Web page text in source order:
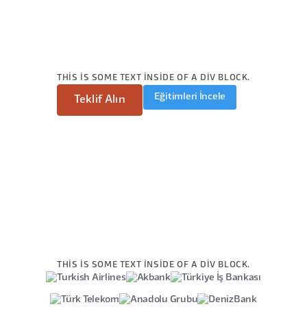
THIS IS SOME TEXT INSIDE OF A DIV BLOCK.
Teklif Alın Eğitimleri İncele
THIS IS SOME TEXT INSIDE OF A DIV BLOCK.